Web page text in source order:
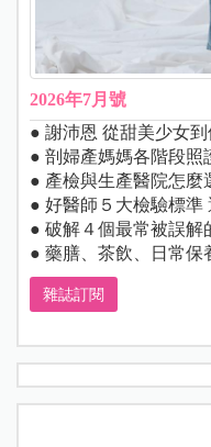
2026年7月號
● 謝沛恩 從甜美少女
● 剖婦產媽媽各階段照
● 產檢與生產醫院怎麼
● 好醫師５大檢驗標準
● 破解４個最常被誤解
● 藥膳、茶飲、日常保
雜誌訂閱